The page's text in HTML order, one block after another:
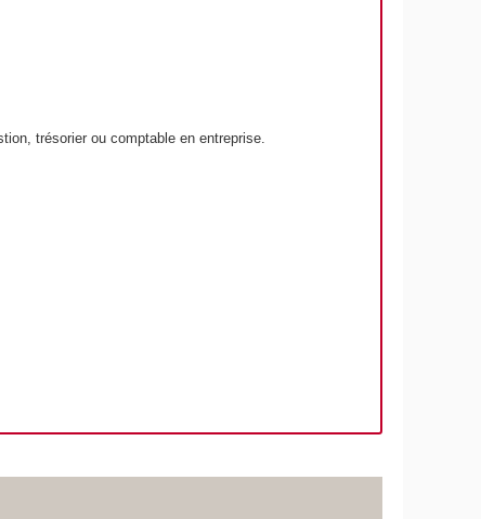
trésorier ou comptable en entreprise.